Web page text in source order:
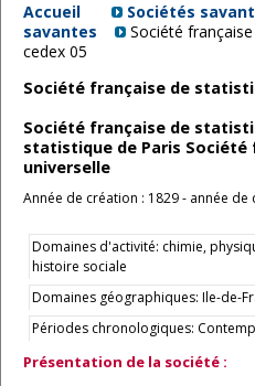
Accueil Sociétés
savantes
Société
cedex 05
Société française de
Société française de
statistique de Paris
universelle
Année de création : 1829 - année
Domaines d'activité: chimie,
histoire sociale
Domaines géographiques: Ile-de-
Périodes chronologiques:
Présentation de la société :